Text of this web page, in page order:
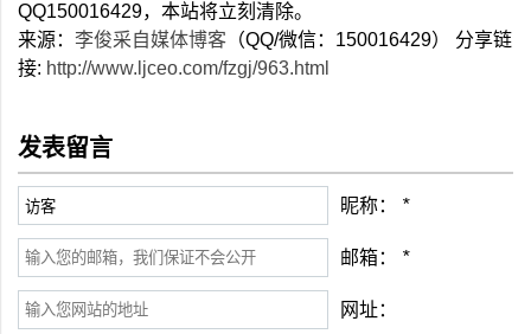
QQ150016429，本站将立刻清除。
来源： 李俊采自媒体博客 （QQ/微信：150016429） 分享链
接: http://www.ljceo.com/fzgj/963.html
发表留言
昵称： *
邮箱： *
网址：